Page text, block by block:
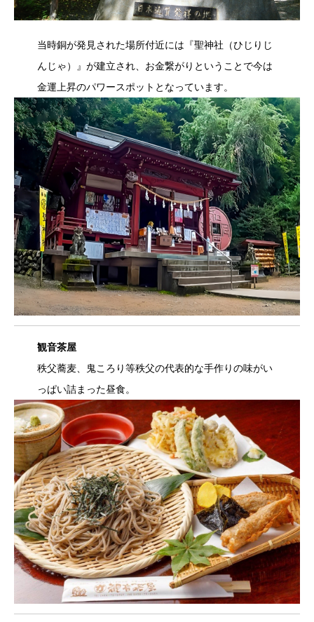
当時銅が発見された場所付近には『聖神社（ひじりじ
んじゃ）』が建立され、お金繋がりということで今は
金運上昇のパワースポットとなっています。
観音茶屋
秩父蕎麦、鬼ころり等秩父の代表的な手作りの味がい
っぱい詰まった昼食。